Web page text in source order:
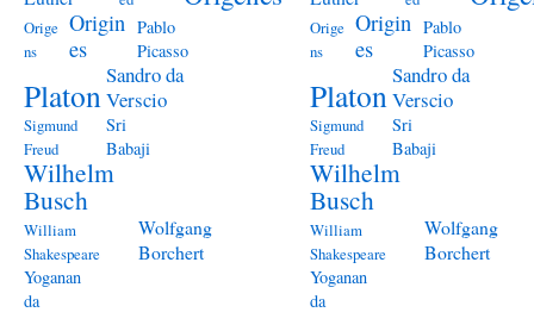
Orige
ns
Origin
es
Pablo
Picasso
Platon
Sandro da
Verscio
Sigmund
Freud
Sri
Babaji
Wilhelm
Busch
William
Shakespeare
Wolfgang
Borchert
Yoganan
da
Orige
ns
Origin
es
Pablo
Picasso
Platon
Sandro da
Verscio
Sigmund
Freud
Sri
Babaji
Wilhelm
Busch
William
Shakespeare
Wolfgang
Borchert
Yoganan
da